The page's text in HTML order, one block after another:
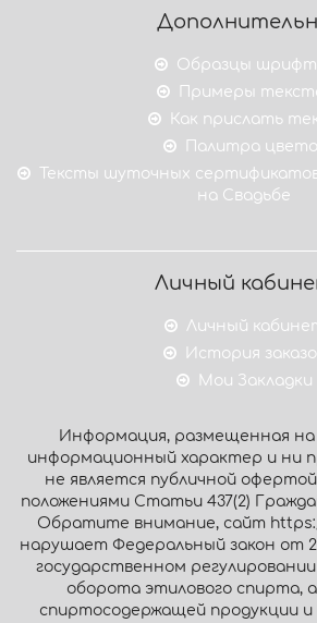
Образцы
Примеры
Как прислать
Палитра
Тексты шуточных
на Свадьбе
Личный
Личный
История
Мои Закладки
Информация, размещенная
информационный характер и ни
не является публичной
положениями Статьи 437(2)
Обратите внимание, сайт
нарушает Федеральный закон от
государственном
оборота этилового спирта,
спиртосодержащей продукции и